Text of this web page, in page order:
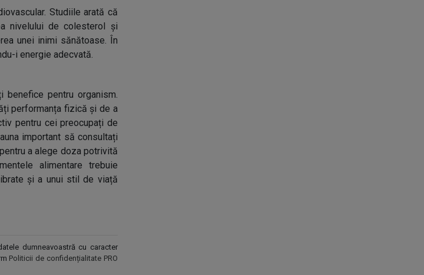
Studiile arată că
nivelului de colesterol și
unei inimi sănătoase. În
i energie adecvată.
benefice pentru organism.
performanța fizică și de a
pentru cei preocupați de
important să consultați
a alege doza potrivită
alimentare trebuie
și a unui stil de viață
dumneavoastră cu caracter
Politicii de confidențialitate PRO